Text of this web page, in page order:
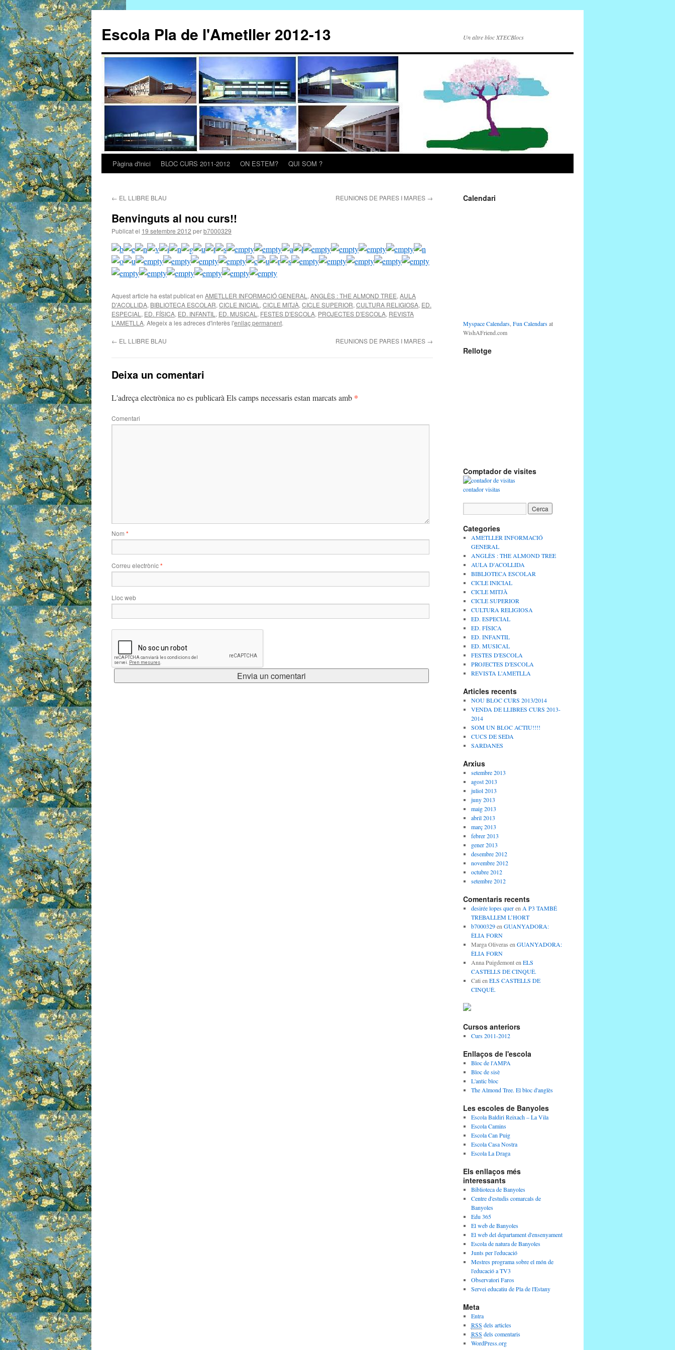
Escola Pla de l'Ametller 2012-13 Un altre bloc XTECBlocs
Vés
contingut
Pàgina d'inici BLOC CURS 2011-2012 ON ESTEM? QUI SOM ?
← EL LLIBRE BLAU REUNIONS DE PARES I MARES →
Benvinguts al nou curs!!
Publicat el 19 setembre 2012 perb7000329
Aquest article ha estat publicat en AMETLLER INFORMACIÓ GENERAL , ANGLÈS : THE ALMOND TREE, AULA
D'ACOLLIDA, BIBLIOTECA ESCOLAR, CICLE INICIAL , CICLE MITJÀ, CICLE SUPERIOR, CULTURA RELIGIOSA, ED.
ESPECIAL , ED. FÍSICA, ED. INFANTIL , ED. MUSICAL , FESTES D'ESCOLA, PROJECTES D'ESCOLA, REVISTA
L'AMETLLA. Afegeix a les adreces d'interès l'enllaç permanent.
← EL LLIBRE BLAU REUNIONS DE PARES I MARES →
Deixa un comentari
L'adreça electrònica no es publicarà Els camps necessaris estan marcats amb *
Comentari
Nom *
Correu electrònic*
Lloc web
Calendari
Myspace Calendars Fun Calendarsat
WishAFriend.com
Rellotge
Comptador de visites
contador visitas
Categories
AMETLLER INFORMACIÓ
GENERAL
ANGLÈS : THE ALMOND TREE
AULA D'ACOLLIDA
BIBLIOTECA ESCOLAR
CICLE INICIAL
CICLE MITJÀ
CICLE SUPERIOR
CULTURA RELIGIOSA
ED. ESPECIAL
ED. FÍSICA
ED. INFANTIL
ED. MUSICAL
FESTES D'ESCOLA
PROJECTES D'ESCOLA
REVISTA L'AMETLLA
Articles recents
NOU BLOC CURS 2013/2014
VENDA DE LLIBRES CURS 2013-
2014
SOM UN BLOC ACTIU!!!!
CUCS DE SEDA
SARDANES
Arxius
setembre 2013
agost 2013
juliol 2013
juny 2013
maig 2013
abril 2013
març 2013
febrer 2013
gener 2013
desembre 2012
novembre 2012
octubre 2012
setembre 2012
Comentaris recents
desirée lopes queren A P3 TAMBÉ
TREBALLEM L’HORT
b7000329en GUANYADORA:
ÈLIA FORN
Marga Oliveras en GUANYADORA:
ÈLIA FORN
Anna Puigdemonten ELS
CASTELLS DE CINQUÈ.
Cati en ELS CASTELLS DE
CINQUÈ.
Cursos anteriors
Curs 2011-2012
Enllaços de l'escola
Bloc de l'AMPA
Bloc de sisè
L'antic bloc
The Almond Tree. El bloc d'anglès
Les escoles de Banyoles
Escola Baldiri Reixach – La Vila
Escola Camins
Escola Can Puig
Escola Casa Nostra
Escola La Draga
Els enllaços més
interessants
Biblioteca de Banyoles
Centre d'estudis comarcals de
Banyoles
Edu 365
El web de Banyoles
El web del departament d'ensenyament
Escola de natura de Banyoles
Junts per l'educació
Mestres programa sobre el món de
l'educació a TV3
Observatori Faros
Servei educatiu de Pla de l'Estany
Meta
Entra
RSS dels articles
RSS dels comentaris
WordPress.org